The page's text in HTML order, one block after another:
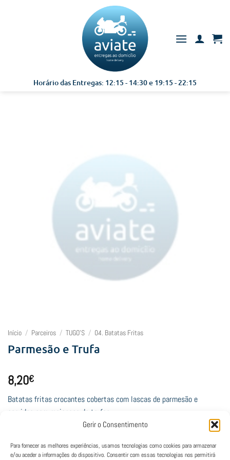
Gerir o Consentimento
Para fornecer as melhores experiências, usamos tecnologias como cookies para armazenar
e/ou aceder a informações do dispositivo. Consentir com essas tecnologias nos permitirá
Horário das Entregas: 12:15 - 14:30 e 19:15 - 22:15
Início / Parceiros / TUGO'S / 04. Batatas Fritas
Parmesão e Trufa
8,20€
Batatas fritas crocantes cobertas com lascas de parmesão e
servidas com maionese de trufas